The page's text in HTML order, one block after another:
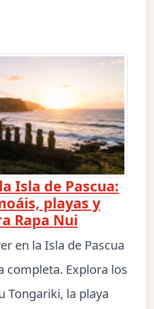
Isla de Pascua:
playas y
Rapa Nui
en la Isla de Pascua
completa. Explora los
Tongariki, la playa